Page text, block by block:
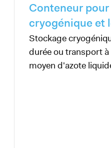
Conteneur
cryogénique et
Stockage
durée ou transport à
moyen d'azote